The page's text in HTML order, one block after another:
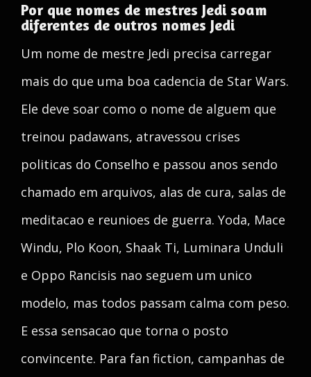
Por que nomes de mestres Jedi soam
diferentes de outros nomes Jedi
Um nome de mestre Jedi precisa carregar
mais do que uma boa cadencia de Star Wars.
Ele deve soar como o nome de alguem que
treinou padawans, atravessou crises
politicas do Conselho e passou anos sendo
chamado em arquivos, alas de cura, salas de
meditacao e reunioes de guerra. Yoda, Mace
Windu, Plo Koon, Shaak Ti, Luminara Unduli
e Oppo Rancisis nao seguem um unico
modelo, mas todos passam calma com peso.
E essa sensacao que torna o posto
convincente. Para fan fiction, campanhas de